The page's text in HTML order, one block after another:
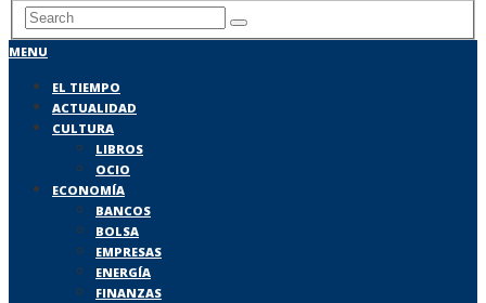
MENU
EL TIEMPO
ACTUALIDAD
CULTURA
LIBROS
OCIO
ECONOMÍA
BANCOS
BOLSA
EMPRESAS
ENERGÍA
FINANZAS